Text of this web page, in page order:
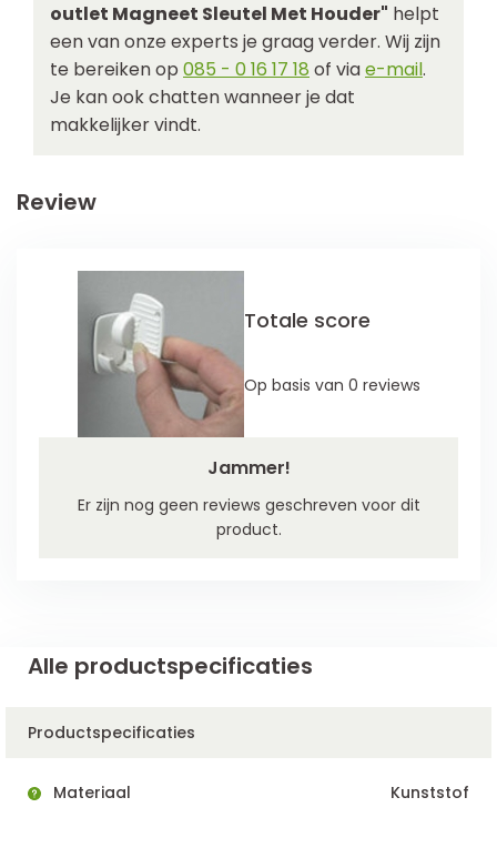
outlet Magneet Sleutel Met Houder" helpt
een van onze experts je graag verder. Wij zijn
te bereiken op 085 - 0 16 17 18 of viae-mail.
Je kan ook chatten wanneer je dat
makkelijker vindt.
Review
Jammer!
Er zijn nog geen reviews geschreven voor dit
product.
Totale score
Op basis van 0 reviews
Alle productspecificaties
Productspecificaties
Materiaal Kunststof